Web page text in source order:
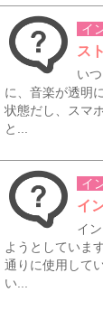
イ
ス
い
に、音楽が透明
状態だし、スマ
と...
イ
イ
イ
ようとしていま
通りに使用して
い...